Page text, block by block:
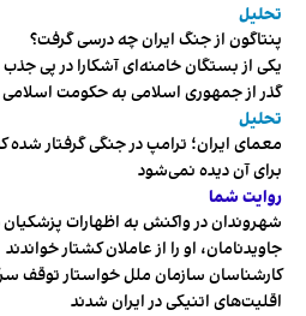
تحلیل
پنتاگون از جنگ ایران چه درسی گرفت؟
یکی از بستگان خامنه‌ای آشکارا در پی جذب
گذر از جمهوری اسلامی به حکومت
تحلیل
معمای ایران؛ ترامپ در جنگی گرفتار شده
برای آن دیده نمی‌شود
روایت شما
شهروندان در واکنش به اظهارات پزشکیان
جاویدنامان، او را از عاملان کشتار خواندند
کارشناسان سازمان ملل خواستار توقف
اقلیت‌های اتنیکی در ایران شدند